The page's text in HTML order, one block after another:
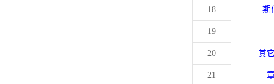
18 期
19
20 其
21